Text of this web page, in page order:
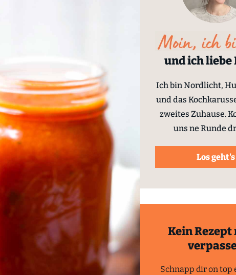
und ich liebe
Ich bin Nordlicht,
und das
zweites Zuhause.
uns ne Runde
Los geht's
Kein
Schnapp dir on top